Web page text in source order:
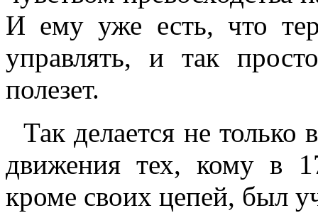
И ему уже есть, что
управлять, и так
полезет.
Так делается не
движения тех, кому в
кроме своих цепей, был